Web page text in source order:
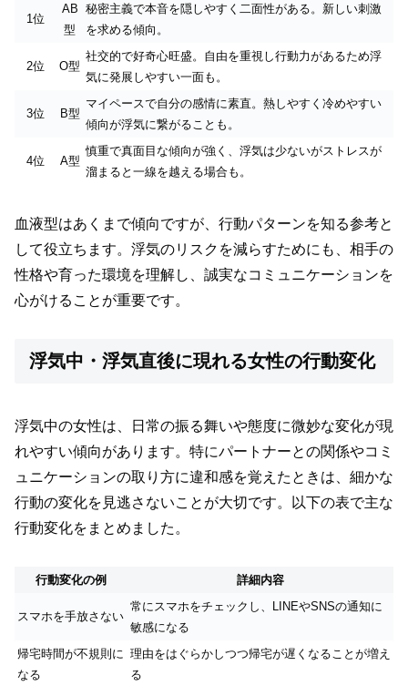
1位
AB
型
秘密主義で本音を隠しやすく二面性がある。新しい刺激
を求める傾向。
2位 O型
社交的で好奇心旺盛。自由を重視し行動力があるため浮
気に発展しやすい一面も。
3位 B型
マイペースで自分の感情に素直。熱しやすく冷めやすい
傾向が浮気に繋がることも。
4位 A型
慎重で真面目な傾向が強く、浮気は少ないがストレスが
溜まると一線を越える場合も。
血液型はあくまで傾向ですが、行動パターンを知る参考と
して役立ちます。浮気のリスクを減らすためにも、相手の
性格や育った環境を理解し、誠実なコミュニケーションを
心がけることが重要です。
浮気中・浮気直後に現れる女性の行動変化
浮気中の女性は、日常の振る舞いや態度に微妙な変化が現
れやすい傾向があります。特にパートナーとの関係やコミ
ュニケーションの取り方に違和感を覚えたときは、細かな
行動の変化を見逃さないことが大切です。以下の表で主な
行動変化をまとめました。
行動変化の例 詳細内容
スマホを手放さない
常にスマホをチェックし、LINEやSNSの通知に
敏感になる
帰宅時間が不規則に
なる
理由をはぐらかしつつ帰宅が遅くなることが増え
る